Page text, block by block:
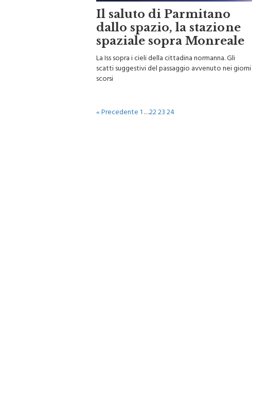
Il saluto di Parmitano
dallo spazio, la stazione
spaziale sopra Monreale
La Iss sopra i cieli della cittadina normanna. Gli
scatti suggestivi del passaggio avvenuto nei giorni
scorsi
« Precedente1 222324